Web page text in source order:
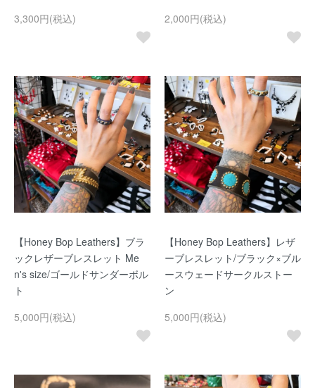
3,300円(税込)
2,000円(税込)
【Honey Bop Leathers】ブラ
ックレザーブレスレット Me
n's size/ゴールドサンダーボル
ト
5,000円(税込)
【Honey Bop Leathers】レザ
ーブレスレット/ブラック×ブル
ースウェードサークルストー
ン
5,000円(税込)